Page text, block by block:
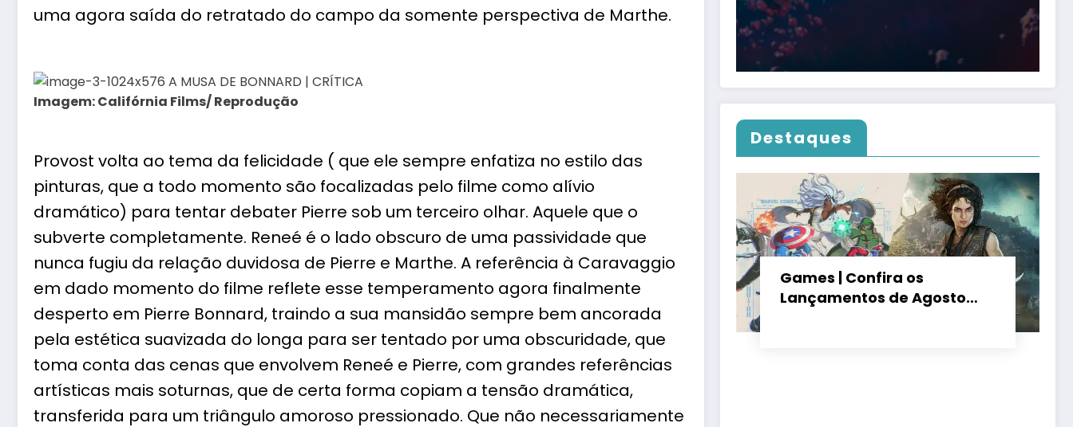
uma agora saída do retratado do campo da somente perspectiva de Marthe.
Imagem: Califórnia Films/ Reprodução
Provost volta ao tema da felicidade ( que ele sempre enfatiza no estilo das
pinturas, que a todo momento são focalizadas pelo filme como alívio
dramático) para tentar debater Pierre sob um terceiro olhar. Aquele que o
subverte completamente. Reneé é o lado obscuro de uma passividade que
nunca fugiu da relação duvidosa de Pierre e Marthe. A referência à Caravaggio
em dado momento do filme reflete esse temperamento agora finalmente
desperto em Pierre Bonnard, traindo a sua mansidão sempre bem ancorada
pela estética suavizada do longa para ser tentado por uma obscuridade, que
toma conta das cenas que envolvem Reneé e Pierre, com grandes referências
artísticas mais soturnas, que de certa forma copiam a tensão dramática,
transferida para um triângulo amoroso pressionado. Que não necessariamente
Destaques
Games | Confira os
Lançamentos de Agosto